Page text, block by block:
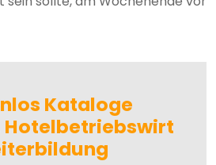
Kataloge